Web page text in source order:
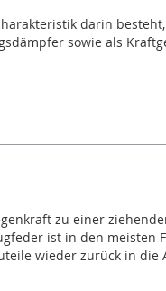
darin
sowie als
zu einer
ist in den meisten
wieder zurück in die